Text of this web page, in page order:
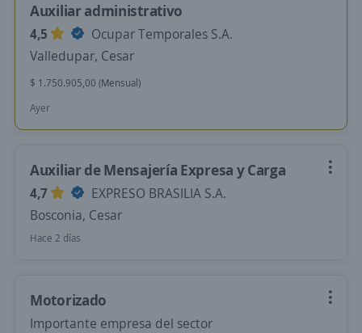
Auxiliar administrativo
4,5
Ocupar Temporales S.A.
Valledupar, Cesar
$ 1.750.905,00 (Mensual)
Ayer
Auxiliar de Mensajería Expresa y Carga
4,7
EXPRESO BRASILIA S.A.
Bosconia, Cesar
Hace 2 días
Motorizado
Importante empresa del sector